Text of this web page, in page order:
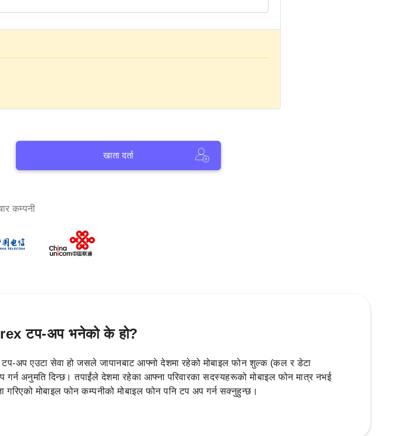
खाता दर्ता
कम्पनी
टप-अप भनेको के हो?
अप एउटा सेवा हो जसले जापानबाट आफ्नो देशमा रहेको मोबाइल फोन शुल्क (कल र डेटा
अनुमति दिन्छ। तपाईंले देशमा रहेका आफ्ना परिवारका सदस्यहरूको मोबाइल फोन मात्र नभई
गरिएको मोबाइल फोन कम्पनीको मोबाइल फोन पनि टप अप गर्न सक्नुहुन्छ।